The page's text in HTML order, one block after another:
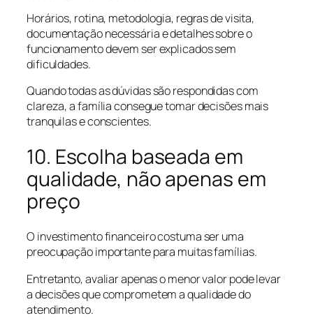
Horários, rotina, metodologia, regras de visita,
documentação necessária e detalhes sobre o
funcionamento devem ser explicados sem
dificuldades.
Quando todas as dúvidas são respondidas com
clareza, a família consegue tomar decisões mais
tranquilas e conscientes.
10. Escolha baseada em
qualidade, não apenas em
preço
O investimento financeiro costuma ser uma
preocupação importante para muitas famílias.
Entretanto, avaliar apenas o menor valor pode levar
a decisões que comprometem a qualidade do
atendimento.